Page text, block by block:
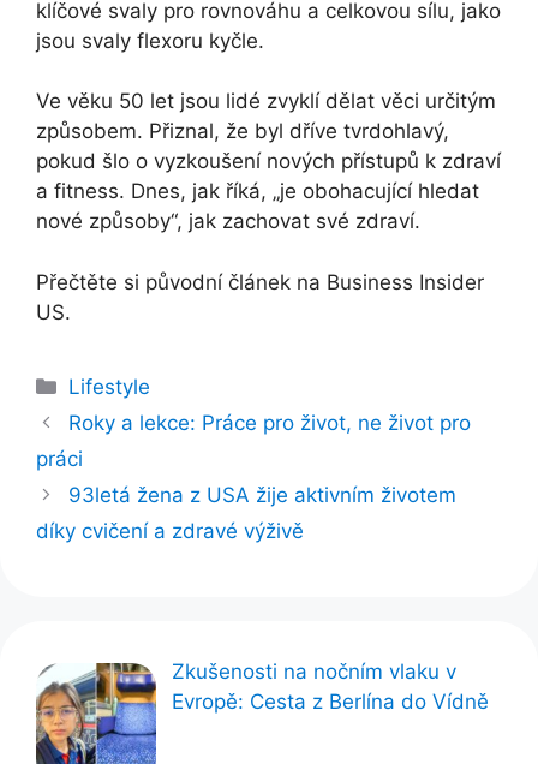
klíčové svaly pro rovnováhu a celkovou sílu, jako
jsou svaly flexoru kyčle.
Ve věku 50 let jsou lidé zvyklí dělat věci určitým
způsobem. Přiznal, že byl dříve tvrdohlavý,
pokud šlo o vyzkoušení nových přístupů k zdraví
a fitness. Dnes, jak říká, „je obohacující hledat
nové způsoby“, jak zachovat své zdraví.
Přečtěte si původní článek na Business Insider
US.
Rubriky
Lifestyle
Roky a lekce: Práce pro život, ne život pro
práci
93letá žena z USA žije aktivním životem
díky cvičení a zdravé výživě
Zkušenosti na nočním vlaku v
Evropě: Cesta z Berlína do Vídně